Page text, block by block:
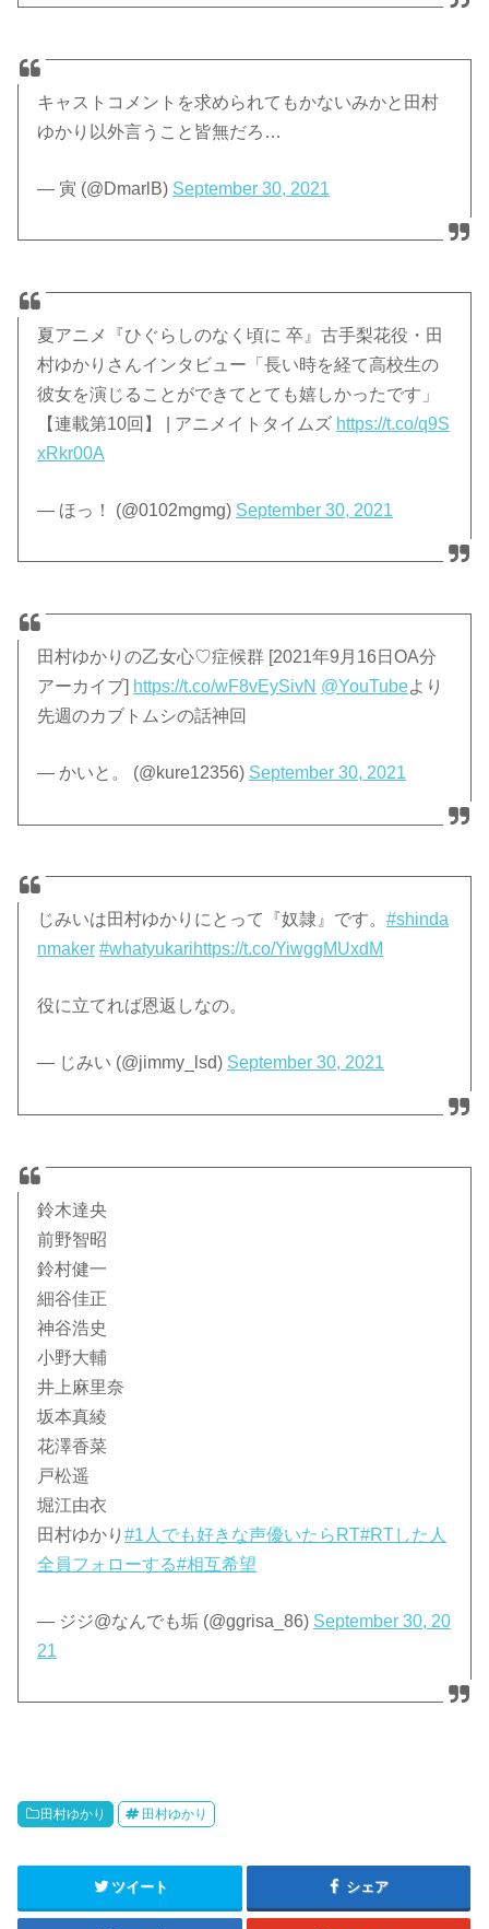
キャストコメントを求められてもかないみかと田村
ゆかり以外言うこと皆無だろ…
— 寅 (@DmarlB) September 30, 2021
夏アニメ『ひぐらしのなく頃に 卒』古手梨花役・田
村ゆかりさんインタビュー「長い時を経て高校生の
彼女を演じることができてとても嬉しかったです」
【連載第10回】 | アニメイトタイムズ https://t.co/q9S
xRkr00A
— ほっ！ (@0102mgmg) September 30, 2021
田村ゆかりの乙女心♡症候群 [2021年9月16日OA分
アーカイブ] https://t.co/wF8vEySivN @YouTubeより
先週のカブトムシの話神回
— かいと。 (@kure12356) September 30, 2021
じみいは田村ゆかりにとって『奴隷』です。#shinda
nmaker #whatyukarihttps://t.co/YiwggMUxdM
役に立てれば恩返しなの。
— じみい (@jimmy_lsd) September 30, 2021
鈴木達央
前野智昭
鈴村健一
細谷佳正
神谷浩史
小野大輔
井上麻里奈
坂本真綾
花澤香菜
戸松遥
堀江由衣
田村ゆかり#1人でも好きな声優いたらRT#RTした人
全員フォローする#相互希望
— ジジ@なんでも垢 (@ggrisa_86) September 30, 20
21
田村ゆかり 田村ゆかり
ツイート シェア